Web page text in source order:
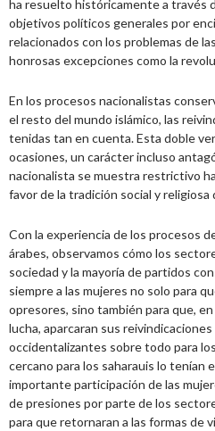
ha resuelto históricamente a través
objetivos políticos generales por
relacionados con los problemas de
honrosas excepciones como la
En los procesos nacionalistas
el resto del mundo islámico, las
tenidas tan en cuenta. Esta doble
ocasiones, un carácter incluso
nacionalista se muestra restrictivo
favor de la tradición social y religiosa
Con la experiencia de los procesos
árabes, observamos cómo los
sociedad y la mayoría de partidos
siempre a las mujeres no solo para
opresores, sino también para que,
lucha, aparcaran sus
occidentalizantes sobre todo para
cercano para los saharauis lo tenían
importante participación de las
de presiones por parte de los
para que retornaran a las formas de